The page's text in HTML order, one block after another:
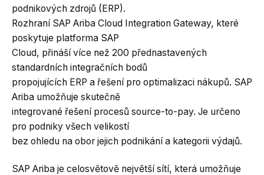
podnikových zdrojů (ERP).
Rozhraní SAP Ariba Cloud Integration Gateway, které
poskytuje platforma SAP
Cloud, přináší více než 200 přednastavených
standardních integračních bodů
propojujících ERP a řešení pro optimalizaci nákupů. SAP
Ariba umožňuje skutečně
integrované řešení procesů source-to-pay. Je určeno
pro podniky všech velikostí
bez ohledu na obor jejich podnikání a kategorii výdajů.
SAP Ariba je celosvětově největší sítí, která umožňuje